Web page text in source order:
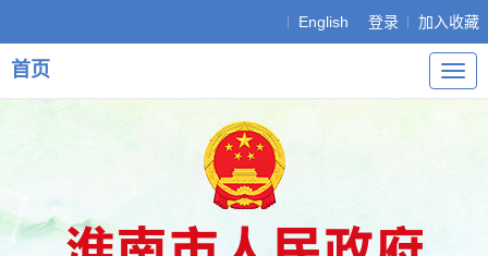
English 登录 加入收藏
导
航
首页